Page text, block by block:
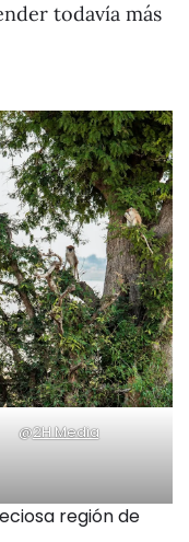
todavía más
@2H Media
región de